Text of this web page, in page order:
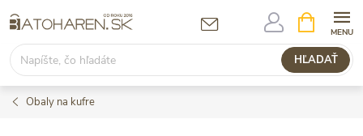
na
obsah
HĽADAŤ
KOŠÍK
Obaly na kufre